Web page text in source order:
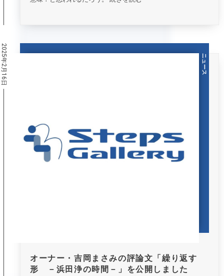
ニュース
オーナー・吉岡まさみの評論文「繰り返す
形 －浜田浄の時間－」を公開しました
2025年2月16日